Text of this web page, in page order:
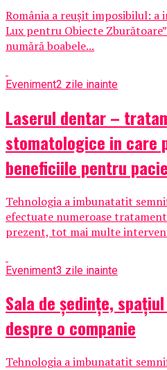
România a reușit imposibilul: a
Lux pentru Obiecte
numără boabele...
Eveniment2 zile inainte
Laserul dentar –
stomatologice in care
beneficiile pentru
Tehnologia a imbunatatit
efectuate numeroase
prezent, tot mai multe
Eveniment3 zile inainte
Sala de ședințe,
despre o companie
Tehnologia a imbunatatit